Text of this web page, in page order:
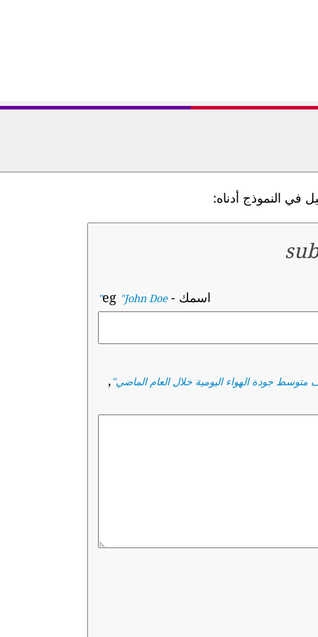
في النموذج أدناه:
اسمك - eg
"John Doe"
متوسط جودة الهواء اليومية خلال العام الماضي"
,